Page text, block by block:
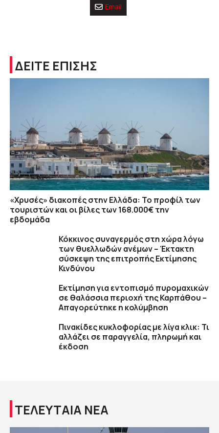
Email
ΔΕΙΤΕ ΕΠΙΣΗΣ
«Χρυσές» διακοπές στην Ελλάδα: Το προφίλ των
τουριστών και οι βίλες των 168.000€ την
εβδομάδα
Κόκκινος συναγερμός στη χώρα λόγω
των θυελλωδών ανέμων – Έκτακτη
σύσκεψη της επιτροπής Εκτίμησης
Κινδύνου
Εκτίμηση για εντοπισμό πυρομαχικών
σε θαλάσσια περιοχή της Καρπάθου –
Απαγορεύτηκε η κολύμβηση
Πινακίδες κυκλοφορίας με λίγα κλικ: Τι
αλλάζει σε παραγγελία, πληρωμή και
έκδοση
ΤΕΛΕΥΤΑΙΑ ΝΕΑ